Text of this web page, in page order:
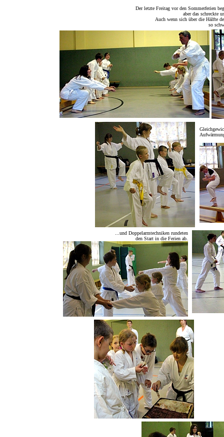
Der letzte Freitag vor den Sommerferien
aber das schreckte
Auch wenn sich über die Hälfte
so
...und Doppelarmtechniken rundeten
den Start in die Ferien ab.